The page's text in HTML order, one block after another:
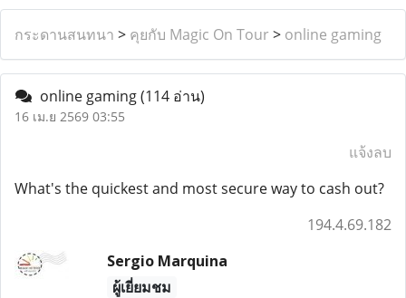
กระดานสนทนา > คุยกับ Magic On Tour > online gaming
online gaming(114 อ่าน)
16 เม.ย 2569 03:55
แจ้งลบ
What's the quickest and most secure way to cash out?
194.4.69.182
Sergio Marquina
ผู้เยี่ยมชม